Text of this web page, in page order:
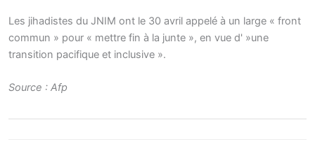
Les jihadistes du JNIM ont le 30 avril appelé à un large « front
commun » pour « mettre fin à la junte », en vue d' »une
transition pacifique et inclusive ».
Source : Afp